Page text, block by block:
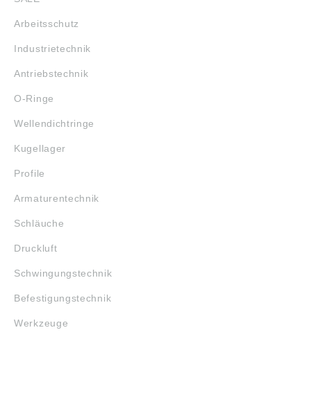
Arbeitsschutz
Industrietechnik
Antriebstechnik
O-Ringe
Wellendichtringe
Kugellager
Profile
Armaturentechnik
Schläuche
Druckluft
Schwingungstechnik
Befestigungstechnik
Werkzeuge